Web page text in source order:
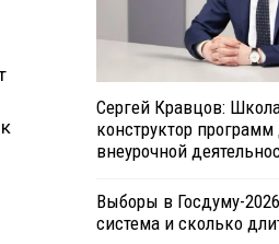
Сергей Кравцов:
конструктор программ
внеурочной
Выборы в Госдуму-
система и сколько